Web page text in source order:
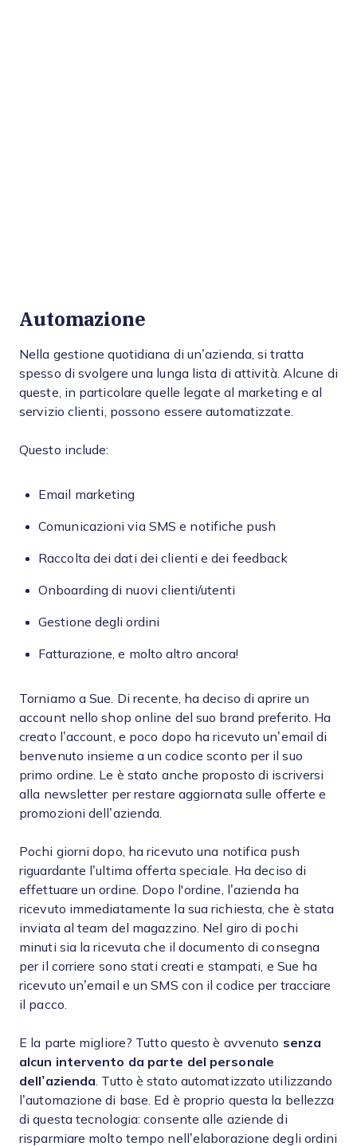
Automazione
Nella gestione quotidiana di un’azienda, si tratta
spesso di svolgere una lunga lista di attività. Alcune di
queste, in particolare quelle legate al marketing e al
servizio clienti, possono essere automatizzate.
Questo include:
Email marketing
Comunicazioni via SMS e notifiche push
Raccolta dei dati dei clienti e dei feedback
Onboarding di nuovi clienti/utenti
Gestione degli ordini
Fatturazione, e molto altro ancora!
Torniamo a Sue. Di recente, ha deciso di aprire un
account nello shop online del suo brand preferito. Ha
creato l’account, e poco dopo ha ricevuto un’email di
benvenuto insieme a un codice sconto per il suo
primo ordine. Le è stato anche proposto di iscriversi
alla newsletter per restare aggiornata sulle offerte e
promozioni dell’azienda.
Pochi giorni dopo, ha ricevuto una notifica push
riguardante l’ultima offerta speciale. Ha deciso di
effettuare un ordine. Dopo l'ordine, l’azienda ha
ricevuto immediatamente la sua richiesta, che è stata
inviata al team del magazzino. Nel giro di pochi
minuti sia la ricevuta che il documento di consegna
per il corriere sono stati creati e stampati, e Sue ha
ricevuto un’email e un SMS con il codice per tracciare
il pacco.
E la parte migliore? Tutto questo è avvenuto senza
alcun intervento da parte del personale
dell’azienda . Tutto è stato automatizzato utilizzando
l’automazione di base. Ed è proprio questa la bellezza
di questa tecnologia: consente alle aziende di
risparmiare molto tempo nell’elaborazione degli ordini